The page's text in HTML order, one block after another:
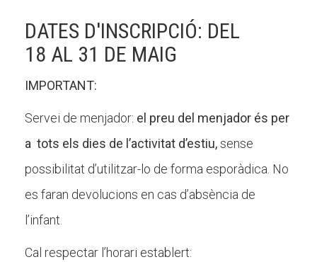
DATES D'INSCRIPCIÓ: DEL
18 AL 31 DE MAIG
IMPORTANT:
Servei de menjador: el preu del menjador és per
a tots els dies de l’activitat d’estiu,sense
possibilitat d’utilitzar-lo de forma esporàdica. No
es faran devolucions en cas d’absència de
l’infant.
Cal respectar l’horari establert: